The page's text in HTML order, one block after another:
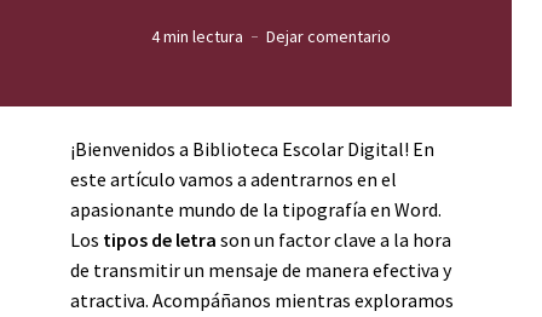
4 min lectura Dejar comentario
¡Bienvenidos a Biblioteca Escolar Digital! En
este artículo vamos a adentrarnos en el
apasionante mundo de la tipografía en Word.
Los tipos de letra son un factor clave a la hora
de transmitir un mensaje de manera efectiva y
atractiva. Acompáñanos mientras exploramos